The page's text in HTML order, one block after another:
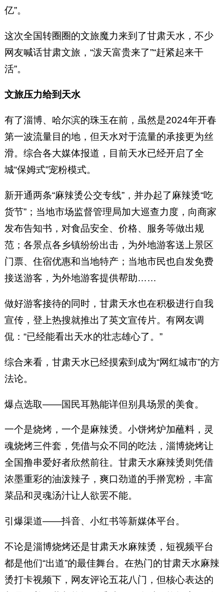
亿”。
这次全国转圈圈的文旅魔力来到了甘肃天水，不少
网友喊话甘肃文旅，“泼天富贵来了”“赶紧起来干
活”。
文旅压力给到天水
有了淄博、哈尔滨的珠玉在前，虽然是2024年开春
第一波流量目的地，但天水对于流量的承接更为丝
滑。综合各大媒体报道，目前天水已经开启了全
城“保姆式”宠粉模式。
新开通两条“麻辣烫公交专线”，并办起了麻辣烫“吃
货节”；当地市场监督管理局加大巡查力度，向商家
发布告知书，对食品安全、价格、服务等做出规
范；各景点各乡镇纷纷出击，为外地游客送上景区
门票、住宿优惠和当地特产；当地市民也自发免费
接送游客，为外地游客提供帮助……
做好游客接待的同时，甘肃天水也在积极进行自我
宣传，登上热搜就推出了英文宣传片。有网友调
侃：“已经能看出天水的壮志雄心了。”
综合来看，甘肃天水已经摸索到成为“网红城市”的方
法论。
爆点选取——国民耳熟能详但别具场景的美食。
一个是烧烤，一个是麻辣烫。小饼烤炉加蘸料，灵
魂烧烤三件套，凭借与众不同的吃法，淄博烧烤让
全国撸串爱好者欣然前往。甘肃天水麻辣烫则凭借
浓墨重彩的油泼辣子，爽口劲道的手擀宽粉，丰富
菜品和灵魂汤汁让人欲罢不能。
引爆渠道——抖音、小红书等新媒体平台。
不论是淄博烧烤还是甘肃天水麻辣烫，短视频平台
都是他们“出道”的最佳舞台。在热门的甘肃天水麻辣
烫打卡视频下，网友评论五花八门，但核心表达的